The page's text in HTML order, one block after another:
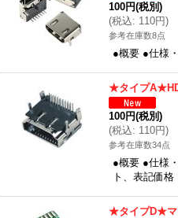
100円(税別)
(税込: 110円)
参考在庫数8点
●概要 ●仕様
★タイプ
100円(税別)
(税込: 110円)
参考在庫数34点
●概要 ●仕様
ト、表記価格
★タイプD★マ